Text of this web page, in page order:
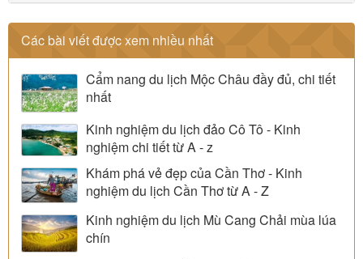
Các bài viết được xem nhiều nhất
Cẩm nang du lịch Mộc Châu đầy đủ, chi tiết
nhất
Kinh nghiệm du lịch đảo Cô Tô - Kinh
nghiệm chi tiết từ A - z
Khám phá vẻ đẹp của Cần Thơ - Kinh
nghiệm du lịch Cần Thơ từ A - Z
Kinh nghiệm du lịch Mù Cang Chải mùa lúa
chín